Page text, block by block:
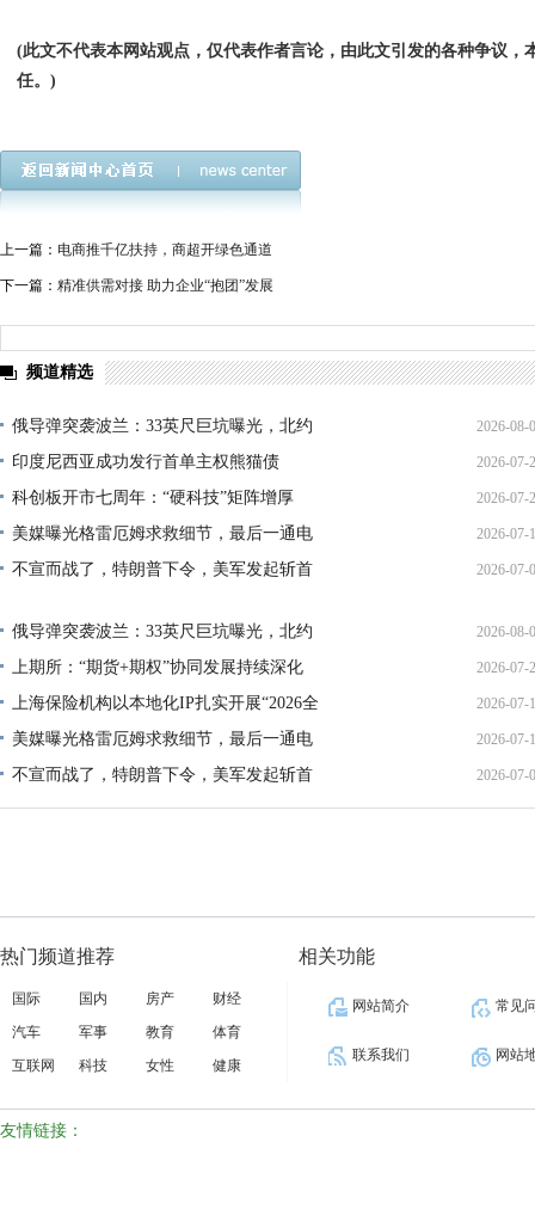
(此文不代表本网站观点，仅代表作者言论，由此文引发的各种争议，
任。)
上一篇： 电商推千亿扶持，商超开绿色通道
下一篇： 精准供需对接 助力企业“抱团”发展
频道精选
俄导弹突袭波兰：33英尺巨坑曝光，北约 2026-08-
印度尼西亚成功发行首单主权熊猫债 2026-07-
科创板开市七周年：“硬科技”矩阵增厚 2026-07-
美媒曝光格雷厄姆求救细节，最后一通电 2026-07-
不宣而战了，特朗普下令，美军发起斩首 2026-07-
俄导弹突袭波兰：33英尺巨坑曝光，北约 2026-08-
上期所：“期货+期权”协同发展持续深化 2026-07-
上海保险机构以本地化IP扎实开展“2026全 2026-07-
美媒曝光格雷厄姆求救细节，最后一通电 2026-07-
不宣而战了，特朗普下令，美军发起斩首 2026-07-
热门频道推荐
国际 国内 房产
财经
汽车
军事 教育
体育
互联网
科技 女性 健康
相关功能
网站简介 常见
联系我们 网站
友情链接：